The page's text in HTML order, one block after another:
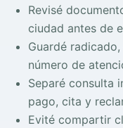
Revisé
ciudad antes de
Guardé
número de
Separé consulta
pago, cita y
Evité compartir